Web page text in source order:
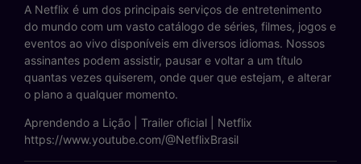
A Netflix é um dos principais serviços de entretenimento
do mundo com um vasto catálogo de séries, filmes, jogos e
eventos ao vivo disponíveis em diversos idiomas. Nossos
assinantes podem assistir, pausar e voltar a um título
quantas vezes quiserem, onde quer que estejam, e alterar
o plano a qualquer momento.
Aprendendo a Lição | Trailer oficial | Netflix
https://www.youtube.com/@NetflixBrasil